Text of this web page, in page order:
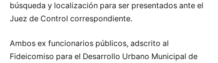
búsqueda y localización para ser presentados ante el
Juez de Control correspondiente.
Ambos ex funcionarios públicos, adscrito al
Fideicomiso para el Desarrollo Urbano Municipal de